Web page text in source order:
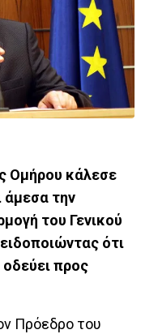
Ομήρου κάλεσε
άμεσα την
του Γενικού
ότι
προς
Πρόεδρο του